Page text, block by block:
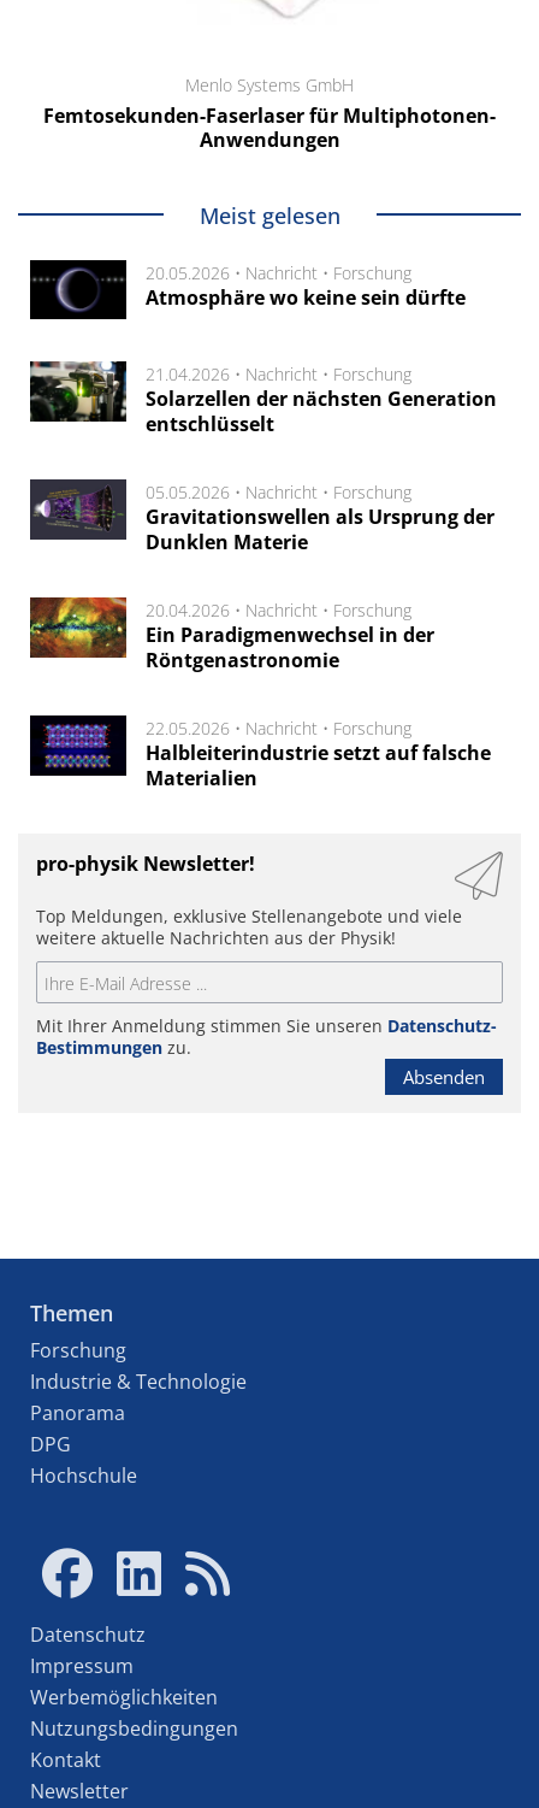
Menlo Systems GmbH
Femtosekunden-Faserlaser für Multiphotonen-
Anwendungen
Meist gelesen
20.05.2026 • Nachricht • Forschung
Atmosphäre wo keine sein dürfte
21.04.2026 • Nachricht • Forschung
Solarzellen der nächsten Generation
entschlüsselt
05.05.2026 • Nachricht • Forschung
Gravitationswellen als Ursprung der
Dunklen Materie
20.04.2026 • Nachricht • Forschung
Ein Paradigmenwechsel in der
Röntgenastronomie
22.05.2026 • Nachricht • Forschung
Halbleiterindustrie setzt auf falsche
Materialien
pro-physik Newsletter!
Top Meldungen, exklusive Stellenangebote und viele
weitere aktuelle Nachrichten aus der Physik!
Mit Ihrer Anmeldung stimmen Sie unseren Datenschutz-
Bestimmungen zu.
Absenden
Themen
Forschung
Industrie & Technologie
Panorama
DPG
Hochschule
Datenschutz
Impressum
Werbemöglichkeiten
Nutzungsbedingungen
Kontakt
Newsletter